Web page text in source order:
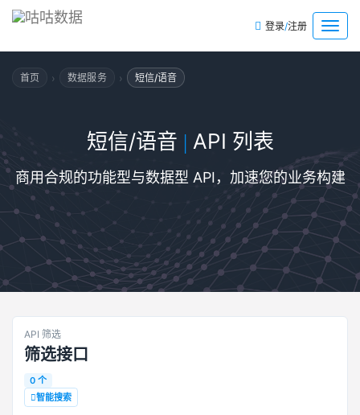
菜
单
登录/注册
首页 › 数据服务 › 短信/语音
短信/语音 | API 列表
商用合规的功能型与数据型 API，加速您的业务构建
API 筛选
筛选接口
0 个
智能搜索